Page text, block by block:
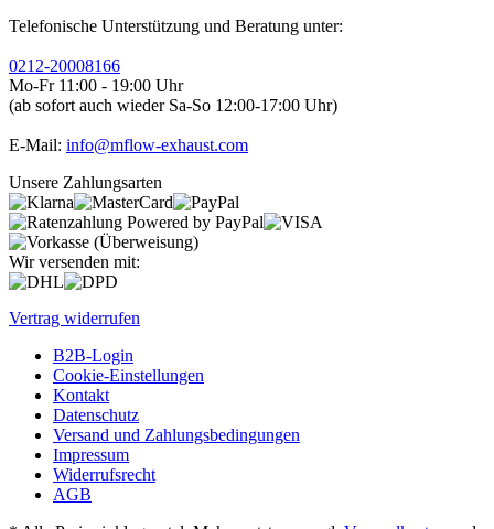
Telefonische Unterstützung und Beratung unter:
0212-20008166
Mo-Fr 11:00 - 19:00 Uhr
(ab sofort auch wieder Sa-So 12:00-17:00 Uhr)
E-Mail: info@mflow-exhaust.com
Unsere Zahlungsarten
Wir versenden mit:
Vertrag widerrufen
B2B-Login
Cookie-Einstellungen
Kontakt
Datenschutz
Versand und Zahlungsbedingungen
Impressum
Widerrufsrecht
AGB